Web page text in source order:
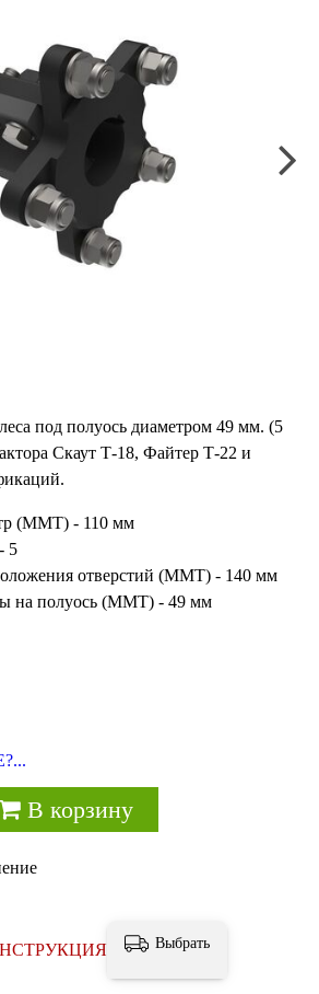
под полуось диаметром 49 мм. (5
Скаут Т-18, Файтер Т-22 и
(MMT) - 110 мм
5
отверстий (MMT) - 140 мм
на полуось (MMT) - 49 мм
В корзину
Выбрать